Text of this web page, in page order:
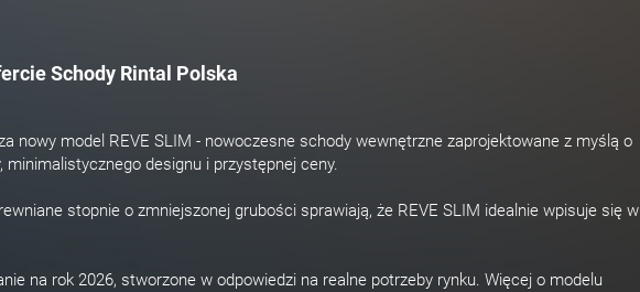
Schody Rintal Polska
nowy model REVE SLIM - nowoczesne schody wewnętrzne zaprojektowane z myślą o
minimalistycznego designu i przystępnej ceny.
stopnie o zmniejszonej grubości sprawiają, że REVE SLIM idealnie wpisuje się w
na rok 2026, stworzone w odpowiedzi na realne potrzeby rynku. Więcej o modelu